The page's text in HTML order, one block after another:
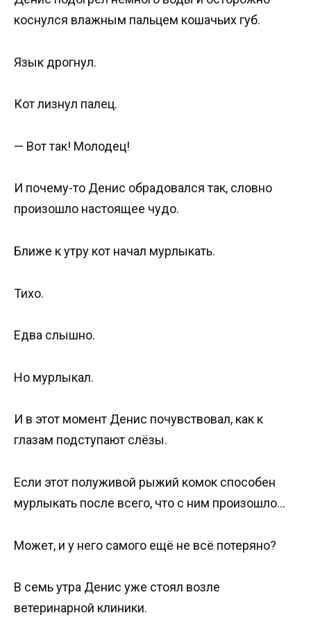
коснулся влажным пальцем кошачьих губ.
Язык дрогнул.
Кот лизнул палец.
— Вот так! Молодец!
И почему-то Денис обрадовался так, словно
произошло настоящее чудо.
Ближе к утру кот начал мурлыкать.
Тихо.
Едва слышно.
Но мурлыкал.
И в этот момент Денис почувствовал, как к
глазам подступают слёзы.
Если этот полуживой рыжий комок способен
мурлыкать после всего, что с ним произошло…
Может, и у него самого ещё не всё потеряно?
В семь утра Денис уже стоял возле
ветеринарной клиники.